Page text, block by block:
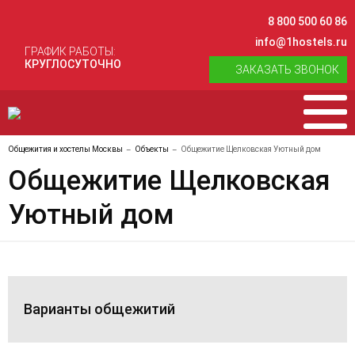
ГРАФИК РАБОТЫ:
КРУГЛОСУТОЧНО
8 800 500 60 86
info@1hostels.ru
ЗАКАЗАТЬ ЗВОНОК
Общежития и хостелы Москвы Объекты Общежитие Щелковская Уютный дом
Общежитие Щелковская
Уютный дом
Варианты общежитий